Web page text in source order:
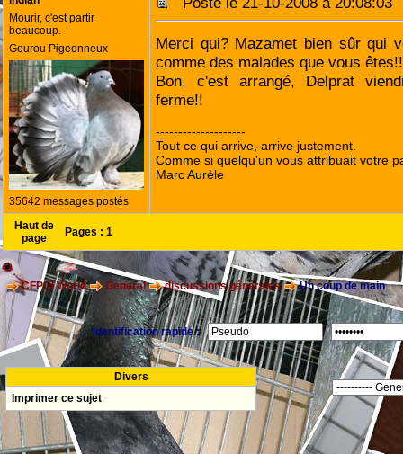
Mourir, c'est partir
beaucoup.
Gourou Pigeonneux
35642 messages postés
Merci qui? Mazamet bien sûr qui
comme des malades que vous êtes!!
Bon, c'est arrangé, Delprat
ferme!!
--------------------
Tout ce qui arrive, arrive justement.
Comme si quelqu'un vous attribuait votre
Marc Aurèle
Haut de
page
Pages : 1
CFPOI World General discussions générales Un coup de main
Identification rapide :
Divers
Imprimer ce sujet